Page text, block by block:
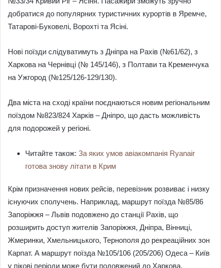
добратися до популярних туристичних курортів в Яремче,
Татарові-Буковелі, Ворохті та Ясіні.
Нові поїзди слідуватимуть з Дніпра на Рахів (№61/62), з
Харкова на Чернівці (№ 145/146), з Полтави та Кременчука
на Ужгород (№125/126-129/130).
Два міста на сході країни поєднаються новим регіональним
поїздом №823/824 Харків – Дніпро, що дасть можливість
для подорожей у регіоні.
Читайте також: За яких умов авіакомпанія Ryanair
готова знову літати в Крим
Крім призначення нових рейсів, перевізник розвиває і низку
існуючих сполучень. Наприклад, маршрут поїзда №85/86
Запоріжжя – Львів подовжено до станції Рахів, що
розширить доступ жителів Запоріжжя, Дніпра, Вінниці,
Жмеринки, Хмельницького, Тернополя до рекреаційних зон
Карпат. А маршрут поїзда №105/106 (205/206) Одеса – Київ
у пікові періоди може бути подовжений до Харкова.